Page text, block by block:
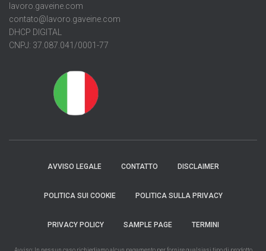
lavoro.gaveine.com
contato@lavoro.gaveine.com
DHCP DIGITAL
CNPJ: 37.087.041/0001-77
AVVISO LEGALE CONTATTO DISCLAIMER
POLITICA SUI COOKIE POLITICA SULLA PRIVACY
PRIVACY POLICY SAMPLE PAGE TERMINI